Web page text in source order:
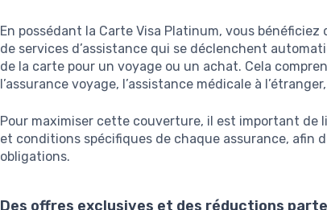
En possédant la Carte Visa Platinum, vous bénéficiez
de services d’assistance qui se déclenchent
de la carte pour un voyage ou un achat. Cela
l’assurance voyage, l’assistance médicale à
Pour maximiser cette couverture, il est important de
et conditions spécifiques de chaque assurance, afin
obligations.
Des offres exclusives et des réductions